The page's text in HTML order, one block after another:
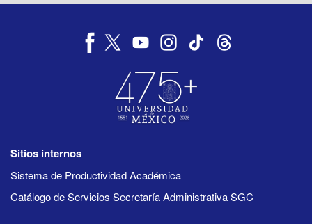
Sitios internos
Sistema de Productividad Académica
Catálogo de Servicios Secretaría Administrativa SGC